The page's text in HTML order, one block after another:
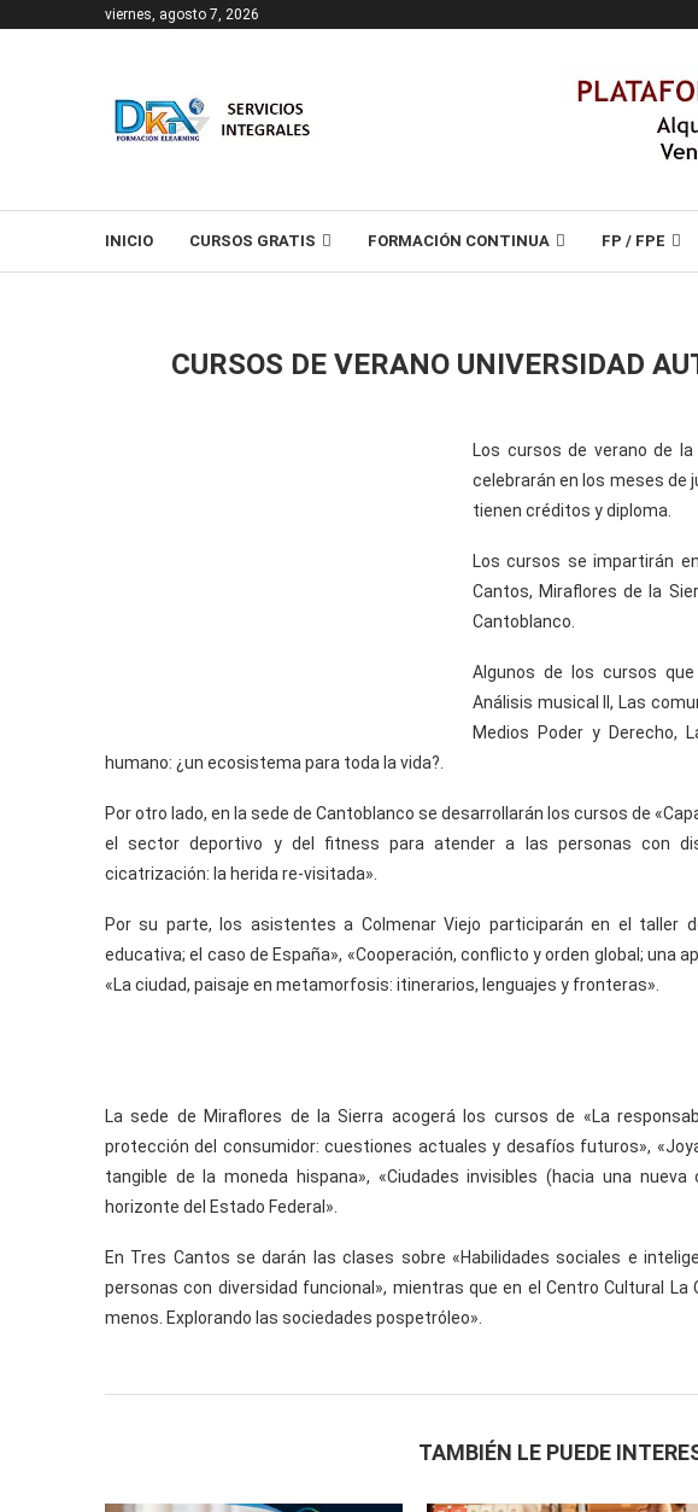
viernes, agosto 7, 2026
INICIO CURSOS GRATIS FORMACIÓN CONTINUA FP / FPE
CURSOS DE VERANO UNIVERSIDAD
Los cursos de verano de
celebrarán en los meses de
tienen créditos y diploma.
Los cursos se impartirán
Cantos, Miraflores de la
Cantoblanco.
Algunos de los cursos
Análisis musical II, Las
Medios Poder y Derecho,
humano: ¿un ecosistema para toda la vida?.
Por otro lado, en la sede de Cantoblanco se desarrollarán los cursos de
el sector deportivo y del fitness para atender a las personas con
cicatrización: la herida re-visitada».
Por su parte, los asistentes a Colmenar Viejo participarán en el taller
educativa; el caso de España», «Cooperación, conflicto y orden global; una
«La ciudad, paisaje en metamorfosis: itinerarios, lenguajes y fronteras».
La sede de Miraflores de la Sierra acogerá los cursos de «La
protección del consumidor: cuestiones actuales y desafíos futuros»,
tangible de la moneda hispana», «Ciudades invisibles (hacia una
horizonte del Estado Federal».
En Tres Cantos se darán las clases sobre «Habilidades sociales e
personas con diversidad funcional», mientras que en el Centro Cultural
menos. Explorando las sociedades pospetróleo».
TAMBIÉN LE PUEDE